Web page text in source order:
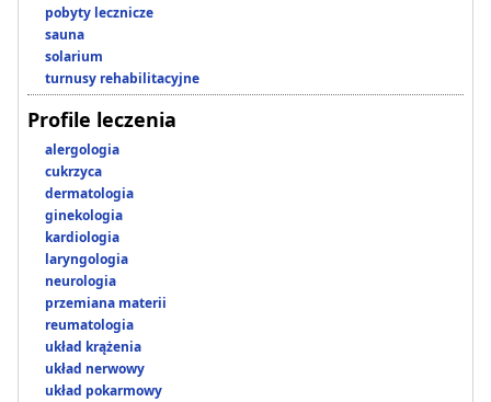
pobyty lecznicze
sauna
solarium
turnusy rehabilitacyjne
Profile leczenia
alergologia
cukrzyca
dermatologia
ginekologia
kardiologia
laryngologia
neurologia
przemiana materii
reumatologia
układ krążenia
układ nerwowy
układ pokarmowy